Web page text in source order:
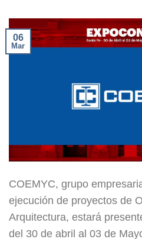
06
Mar
COEMYC, grupo
ejecución de proyectos de
Arquitectura, estará
del 30 de abril al 03 de